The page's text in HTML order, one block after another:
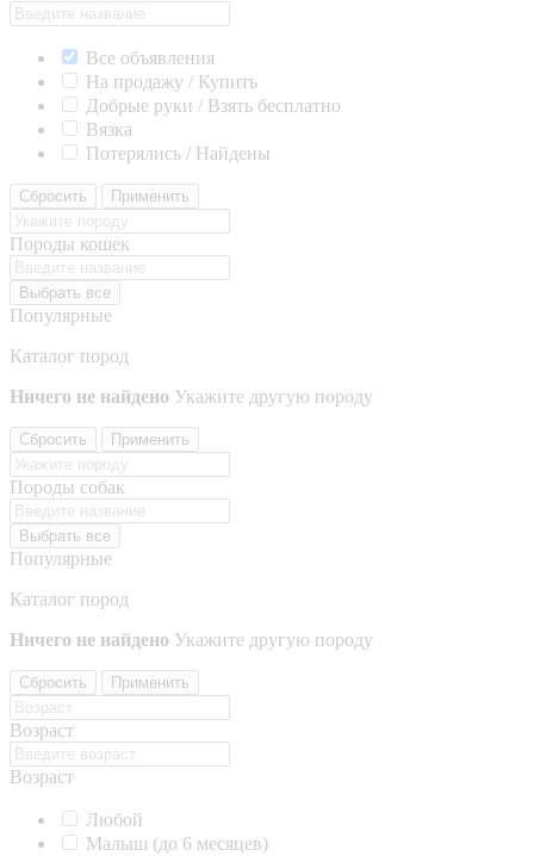
Все объявления
На продажу / Купить
Добрые руки / Взять бесплатно
Вязка
Потерялись / Найдены
Сбросить Применить
Породы кошек
Выбрать все
Популярные
Каталог пород
Ничего не найдено Укажите другую породу
Сбросить Применить
Породы собак
Выбрать все
Популярные
Каталог пород
Ничего не найдено Укажите другую породу
Сбросить Применить
Возраст
Возраст
Любой
Малыш (до 6 месяцев)